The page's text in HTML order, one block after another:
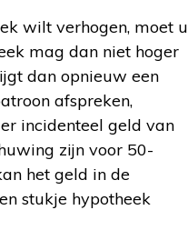
wilt verhogen, moet u
mag dan niet hoger
dan opnieuw een
afspreken,
incidenteel geld van
zijn voor 50-
het geld in de
stukje hypotheek